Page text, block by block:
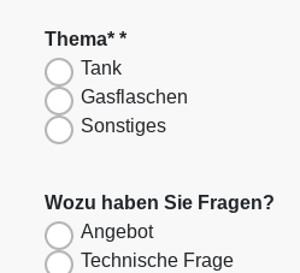
Thema* *
Tank
Gasflaschen
Sonstiges
Wozu haben Sie Fragen?
Angebot
Technische Frage